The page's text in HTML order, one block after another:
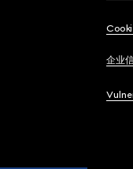
企业